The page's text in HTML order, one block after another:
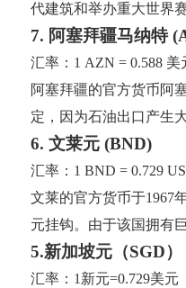
代建筑和举办重大世界
7. 阿塞拜疆马纳特
汇率：1 AZN = 0.588 美
阿塞拜疆的官方货币阿
定，因为石油出口产生
6. 文莱元 (BND)
汇率：1 BND = 0.729
文莱的官方货币于1967
元挂钩。由于该国拥有
5.新加坡元（SGD）
汇率：1新元=0.729美元